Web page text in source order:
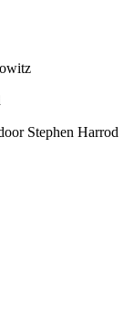
Stephen Harrod